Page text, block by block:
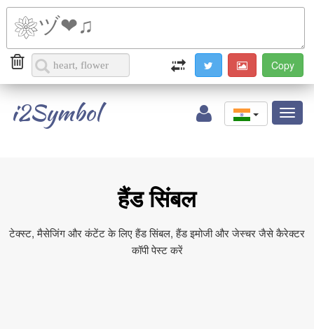
i2Symbol
हैंड सिंबल
टेक्स्ट, मैसेजिंग और कंटेंट के लिए हैंड सिंबल, हैंड इमोजी और जेस्चर जैसे कैरेक्टर
कॉपी पेस्ट करें